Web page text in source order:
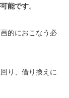
能です。
的におこなう必
り、借り換えに